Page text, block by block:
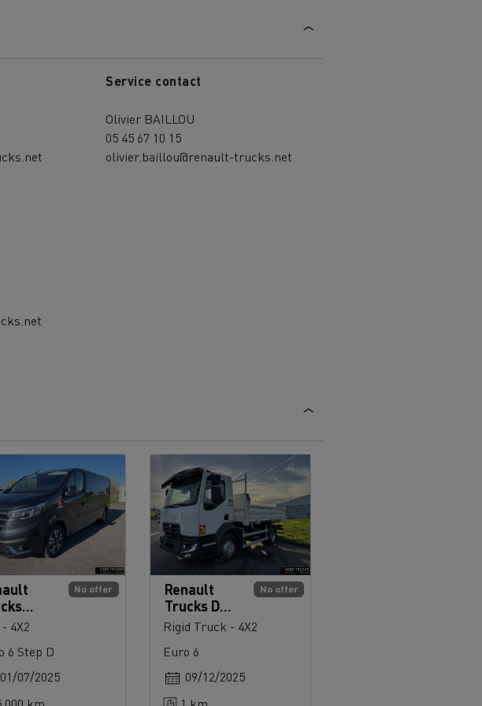
Service contact
Olivier BAILLOU
05 45 67 10 15
olivier.baillou@renault-trucks.net
No offer
150
- 4X2
6 Step D
01/07/2025
No offer
Renault
Trucks D
280
Rigid Truck - 4X2
Euro 6
09/12/2025